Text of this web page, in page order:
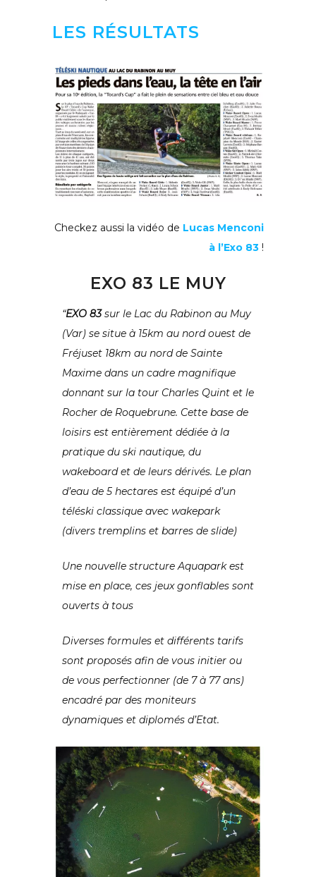
LES RÉSULTATS
Checkez aussi la vidéo de Lucas Menconi
à l’Exo 83 !
EXO 83 LE MUY
“EXO 83sur le Lac du Rabinon au Muy
(Var) se situe à 15km au nord ouest de
Fréjuset 18km au nord de Sainte
Maxime dans un cadre magnifique
donnant sur la tour Charles Quint et le
Rocher de Roquebrune. Cette base de
loisirs est entièrement dédiée à la
pratique du ski nautique, du
wakeboard et de leurs dérivés. Le plan
d’eau de 5 hectares est équipé d’un
téléski classique avec wakepark
(divers tremplins et barres de slide)
Une nouvelle structure Aquapark est
mise en place, ces jeux gonflables sont
ouverts à tous
Diverses formules et différents tarifs
sont proposés afin de vous initier ou
de vous perfectionner (de 7 à 77 ans)
encadré par des moniteurs
dynamiques et diplomés d’Etat.